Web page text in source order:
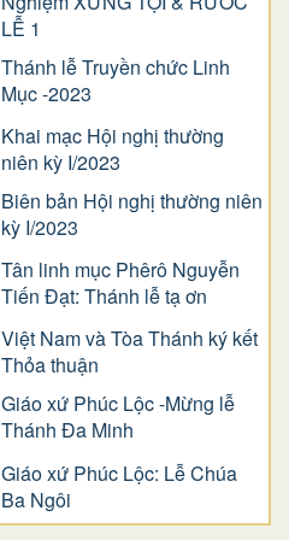
LỄ 1
Thánh lễ Truyền chức Linh
Mục -2023
Khai mạc Hội nghị thường
niên kỳ I/2023
Biên bản Hội nghị thường niên
kỳ I/2023
Tân linh mục Phêrô Nguyễn
Tiến Đạt: Thánh lễ tạ ơn
Việt Nam và Tòa Thánh ký kết
Thỏa thuận
Giáo xứ Phúc Lộc -Mừng lễ
Thánh Đa Minh
Giáo xứ Phúc Lộc: Lễ Chúa
Ba Ngôi